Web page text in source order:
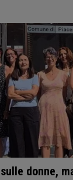
donne,